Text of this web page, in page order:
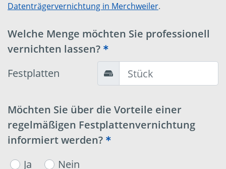
Datenträgervernichtung in Merchweiler.
Welche Menge möchten Sie professionell
vernichten lassen?
Festplatten
Möchten Sie über die Vorteile einer
regelmäßigen Festplattenvernichtung
informiert werden?
Ja
Nein